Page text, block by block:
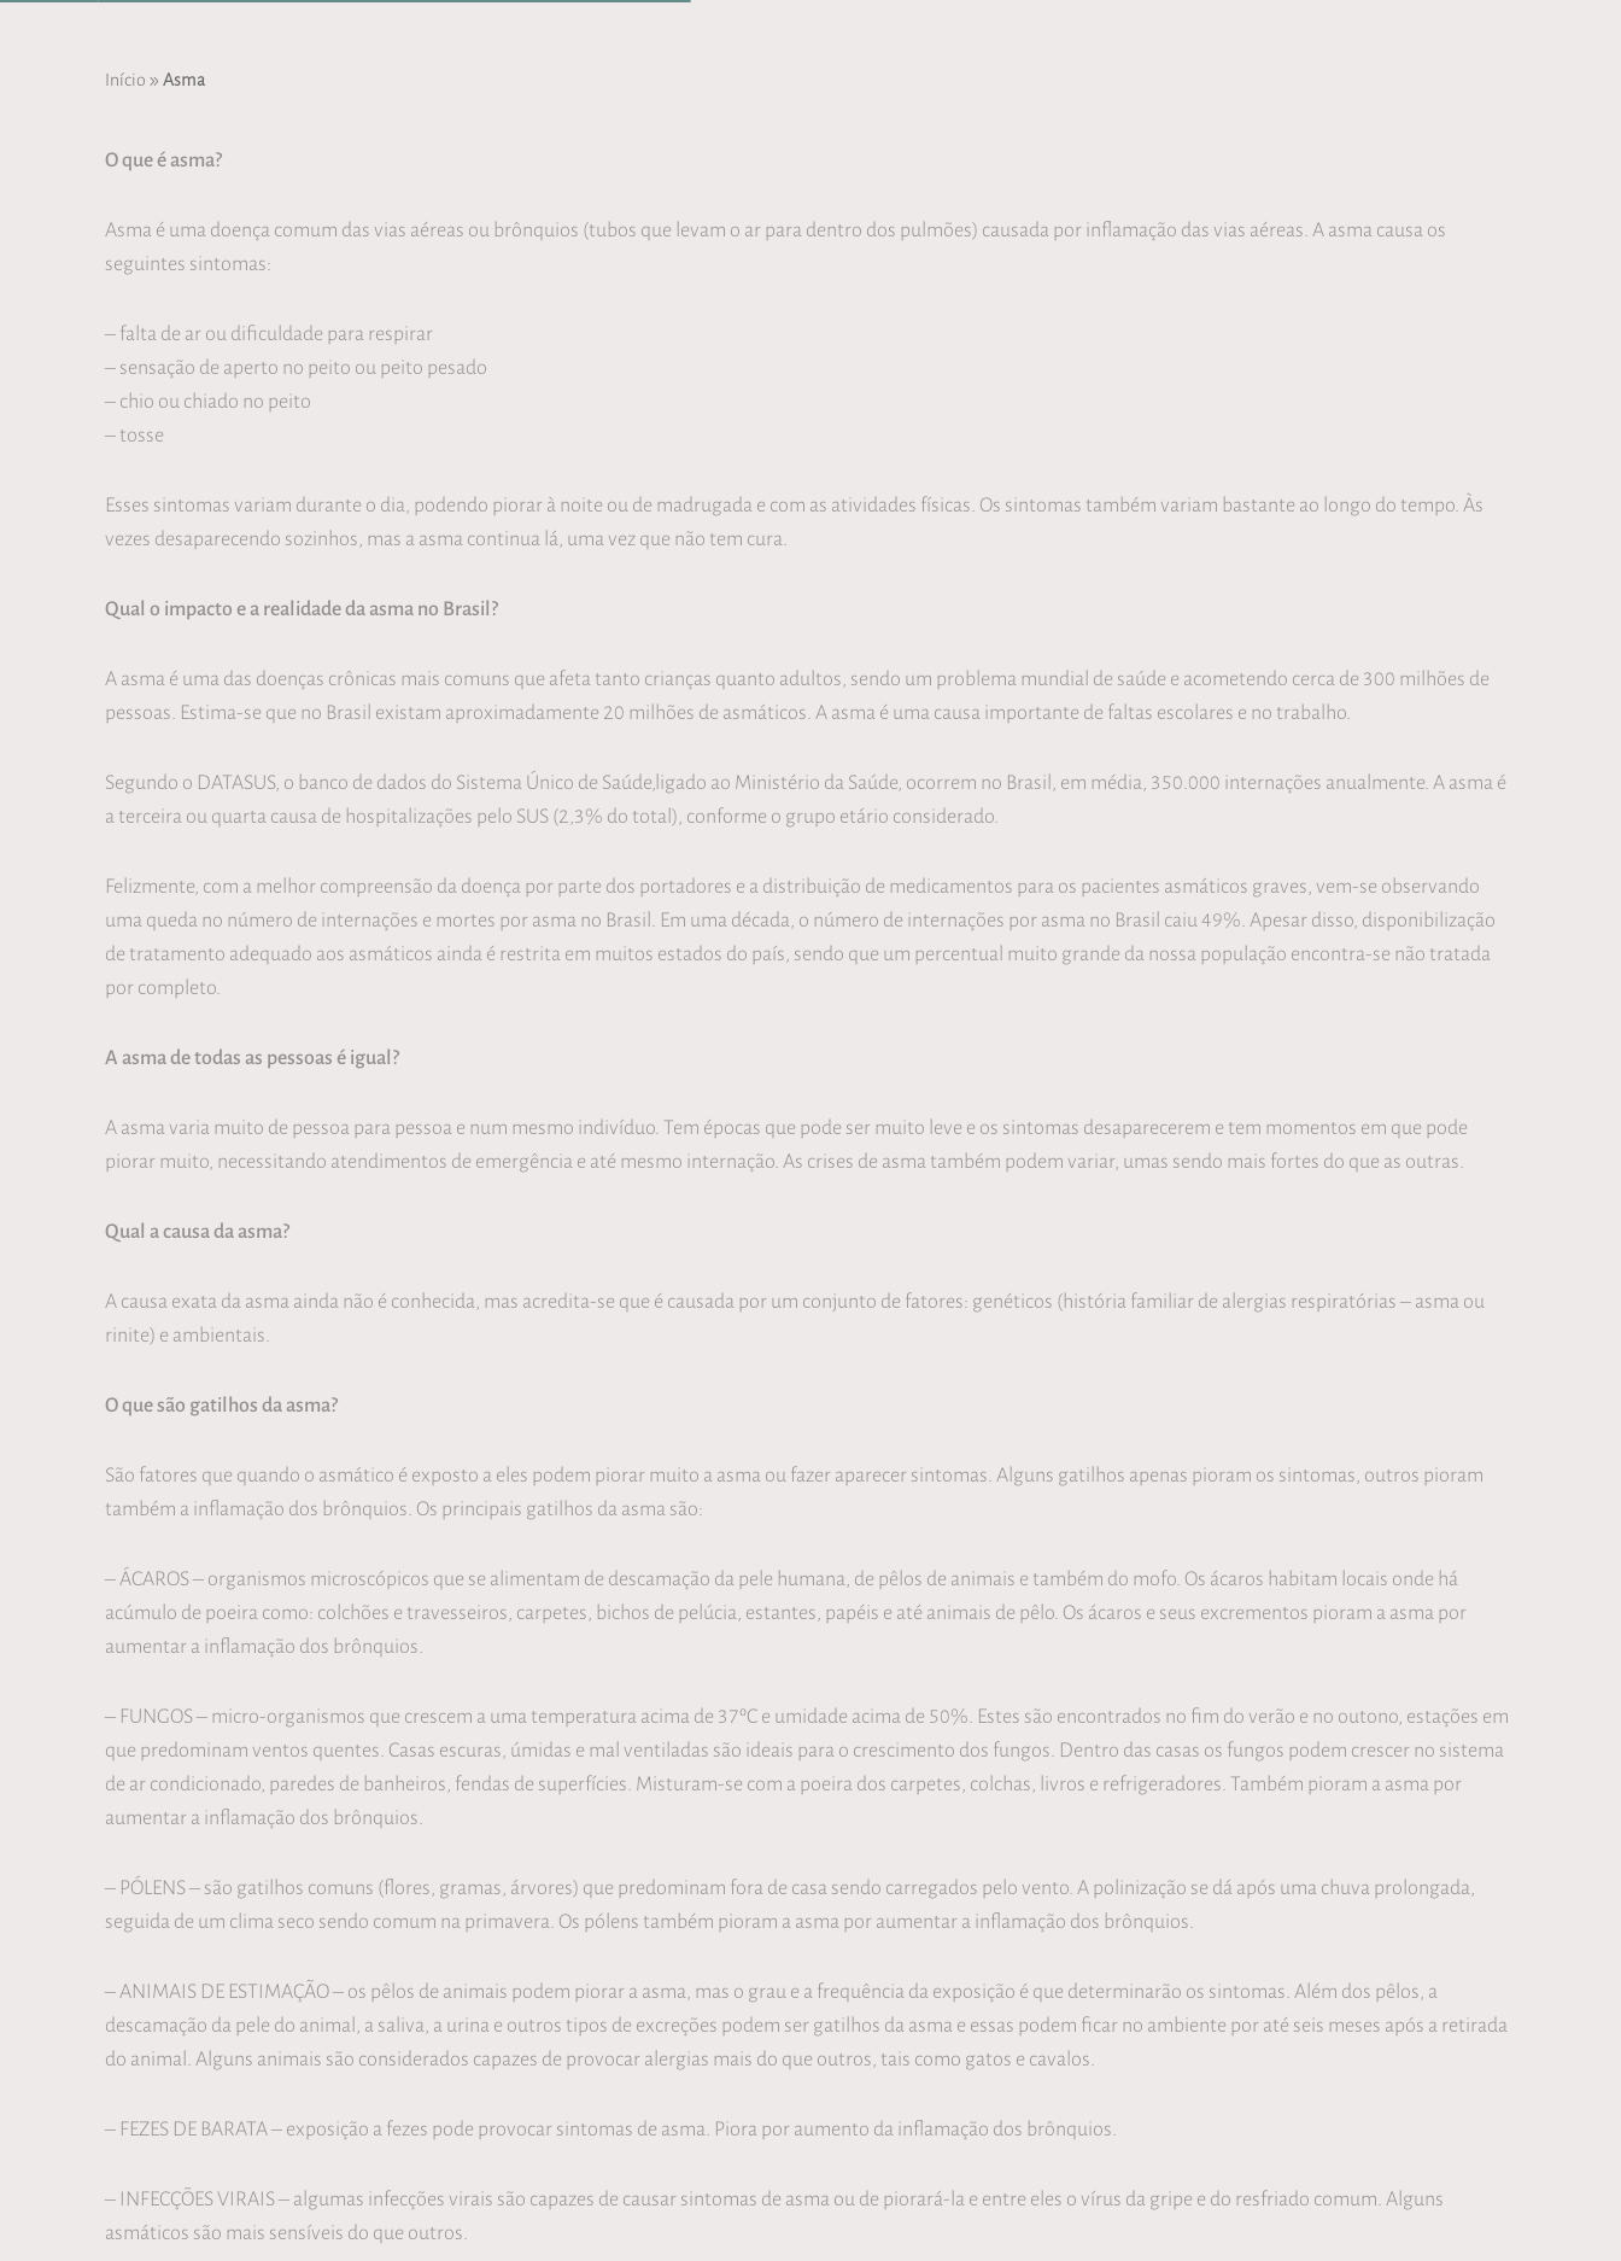
Início » Asma
O que é asma?
Asma é uma doença comum das vias aéreas ou brônquios (tubos que levam o ar para dentro dos pulmões) causada por inflamação das vias aéreas. A asma causa os
seguintes sintomas:
– falta de ar ou dificuldade para respirar
– sensação de aperto no peito ou peito pesado
– chio ou chiado no peito
– tosse
Esses sintomas variam durante o dia, podendo piorar à noite ou de madrugada e com as atividades físicas. Os sintomas também variam bastante ao longo do tempo. Às
vezes desaparecendo sozinhos, mas a asma continua lá, uma vez que não tem cura.
Qual o impacto e a realidade da asma no Brasil?
A asma é uma das doenças crônicas mais comuns que afeta tanto crianças quanto adultos, sendo um problema mundial de saúde e acometendo cerca de 300 milhões de
pessoas. Estima-se que no Brasil existam aproximadamente 20 milhões de asmáticos. A asma é uma causa importante de faltas escolares e no trabalho.
Segundo o DATASUS, o banco de dados do Sistema Único de Saúde,ligado ao Ministério da Saúde, ocorrem no Brasil, em média, 350.000 internações anualmente. A asma é
a terceira ou quarta causa de hospitalizações pelo SUS (2,3% do total), conforme o grupo etário considerado.
Felizmente, com a melhor compreensão da doença por parte dos portadores e a distribuição de medicamentos para os pacientes asmáticos graves, vem-se observando
uma queda no número de internações e mortes por asma no Brasil. Em uma década, o número de internações por asma no Brasil caiu 49%. Apesar disso, disponibilização
de tratamento adequado aos asmáticos ainda é restrita em muitos estados do país, sendo que um percentual muito grande da nossa população encontra-se não tratada
por completo.
A asma de todas as pessoas é igual?
A asma varia muito de pessoa para pessoa e num mesmo indivíduo. Tem épocas que pode ser muito leve e os sintomas desaparecerem e tem momentos em que pode
piorar muito, necessitando atendimentos de emergência e até mesmo internação. As crises de asma também podem variar, umas sendo mais fortes do que as outras.
Qual a causa da asma?
A causa exata da asma ainda não é conhecida, mas acredita-se que é causada por um conjunto de fatores: genéticos (história familiar de alergias respiratórias – asma ou
rinite) e ambientais.
O que são gatilhos da asma?
São fatores que quando o asmático é exposto a eles podem piorar muito a asma ou fazer aparecer sintomas. Alguns gatilhos apenas pioram os sintomas, outros pioram
também a inflamação dos brônquios. Os principais gatilhos da asma são:
– ÁCAROS – organismos microscópicos que se alimentam de descamação da pele humana, de pêlos de animais e também do mofo. Os ácaros habitam locais onde há
acúmulo de poeira como: colchões e travesseiros, carpetes, bichos de pelúcia, estantes, papéis e até animais de pêlo. Os ácaros e seus excrementos pioram a asma por
aumentar a inflamação dos brônquios.
– FUNGOS – micro-organismos que crescem a uma temperatura acima de 37ºC e umidade acima de 50%. Estes são encontrados no fim do verão e no outono, estações em
que predominam ventos quentes. Casas escuras, úmidas e mal ventiladas são ideais para o crescimento dos fungos. Dentro das casas os fungos podem crescer no sistema
de ar condicionado, paredes de banheiros, fendas de superfícies. Misturam-se com a poeira dos carpetes, colchas, livros e refrigeradores. Também pioram a asma por
aumentar a inflamação dos brônquios.
– PÓLENS – são gatilhos comuns (flores, gramas, árvores) que predominam fora de casa sendo carregados pelo vento. A polinização se dá após uma chuva prolongada,
seguida de um clima seco sendo comum na primavera. Os pólens também pioram a asma por aumentar a inflamação dos brônquios.
– ANIMAIS DE ESTIMAÇÃO – os pêlos de animais podem piorar a asma, mas o grau e a frequência da exposição é que determinarão os sintomas. Além dos pêlos, a
descamação da pele do animal, a saliva, a urina e outros tipos de excreções podem ser gatilhos da asma e essas podem ficar no ambiente por até seis meses após a retirada
do animal. Alguns animais são considerados capazes de provocar alergias mais do que outros, tais como gatos e cavalos.
– FEZES DE BARATA – exposição a fezes pode provocar sintomas de asma. Piora por aumento da inflamação dos brônquios.
– INFECÇÕES VIRAIS – algumas infecções virais são capazes de causar sintomas de asma ou de piorará-la e entre eles o vírus da gripe e do resfriado comum. Alguns
asmáticos são mais sensíveis do que outros.